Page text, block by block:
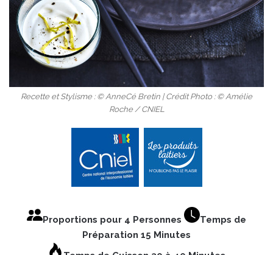
Recette et Stylisme : © AnneCé Bretin | Crédit Photo : © Amélie
Roche / CNIEL
Proportions pour 4 Personnes
Temps de
Préparation 15 Minutes